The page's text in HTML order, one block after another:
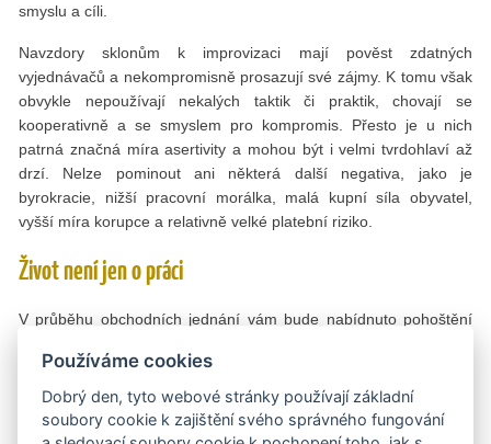
smyslu a cíli.
Navzdory sklonům k improvizaci mají pověst zdatných
vyjednávačů a nekompromisně prosazují své zájmy. K tomu však
obvykle nepoužívají nekalých taktik či praktik, chovají se
kooperativně a se smyslem pro kompromis. Přesto je u nich
patrná značná míra asertivity a mohou být i velmi tvrdohlaví až
drzí. Nelze pominout ani některá další negativa, jako je
byrokracie, nižší pracovní morálka, malá kupní síla obyvatel,
vyšší míra korupce a relativně velké platební riziko.
Život není jen o práci
V průběhu obchodních jednání vám bude nabídnuto pohoštění
podává zřídka, ovšem je třeba počítat s tím, že se u nich
většinou může kouřit. Bulhaři totiž bývají vášniví kuřáci. Jsou
velmi pohostinní a pozvání na oběd či večeři bývá často součástí
jednání, ale jde spíš o společenskou záležitost a k otázkám
Používáme cookies
Dobrý den, tyto webové stránky používají základní
soubory cookie k zajištění svého správného fungování